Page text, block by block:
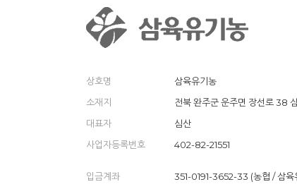
상호명 삼육유기농
소재지
전북 완주군 운주면 장선로 38
대표자
심산
사업자등록번호
402-82-21551
입금계좌 351-0191-3652-33 (농협 / 삼육